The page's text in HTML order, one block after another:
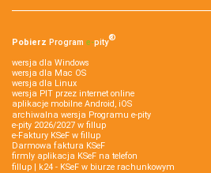
Pobierz Program e‑pity®
wersja dla Windows
wersja dla Mac OS
wersja dla Linux
wersja PIT przez internet online
aplikacje mobilne Android, iOS
archiwalna wersja Programu e-pity
e-pity 2026/2027 w fillup
e‑Faktury KSeF w fillup
Darmowa faktura KSeF
firmly aplikacja KSeF na telefon
fillup | k24 - KSeF w biurze rachunkowym